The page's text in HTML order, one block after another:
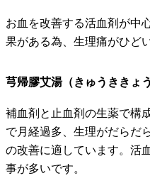
お血を改善する活血剤が中
果がある為、生理痛がひど
芎帰膠艾湯（きゅうききょ
補血剤と止血剤の生薬で構
で月経過多、生理がだらだ
の改善に適しています。活
事が多いです。